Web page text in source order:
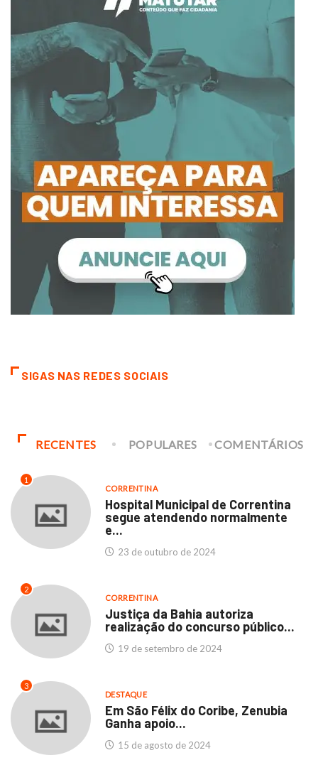
SIGAS NAS REDES SOCIAIS
RECENTES POPULARES COMENTÁRIOS
1
CORRENTINA
Hospital Municipal de Correntina
segue atendendo normalmente
e...
23 de outubro de 2024
2
CORRENTINA
Justiça da Bahia autoriza
realização do concurso público...
19 de setembro de 2024
3
DESTAQUE
Em São Félix do Coribe, Zenubia
Ganha apoio...
15 de agosto de 2024